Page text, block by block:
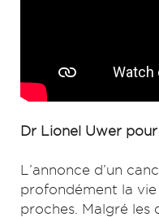
Dr Lionel Uwer
L’annonce d’un
profondément la
proches. Malgré les